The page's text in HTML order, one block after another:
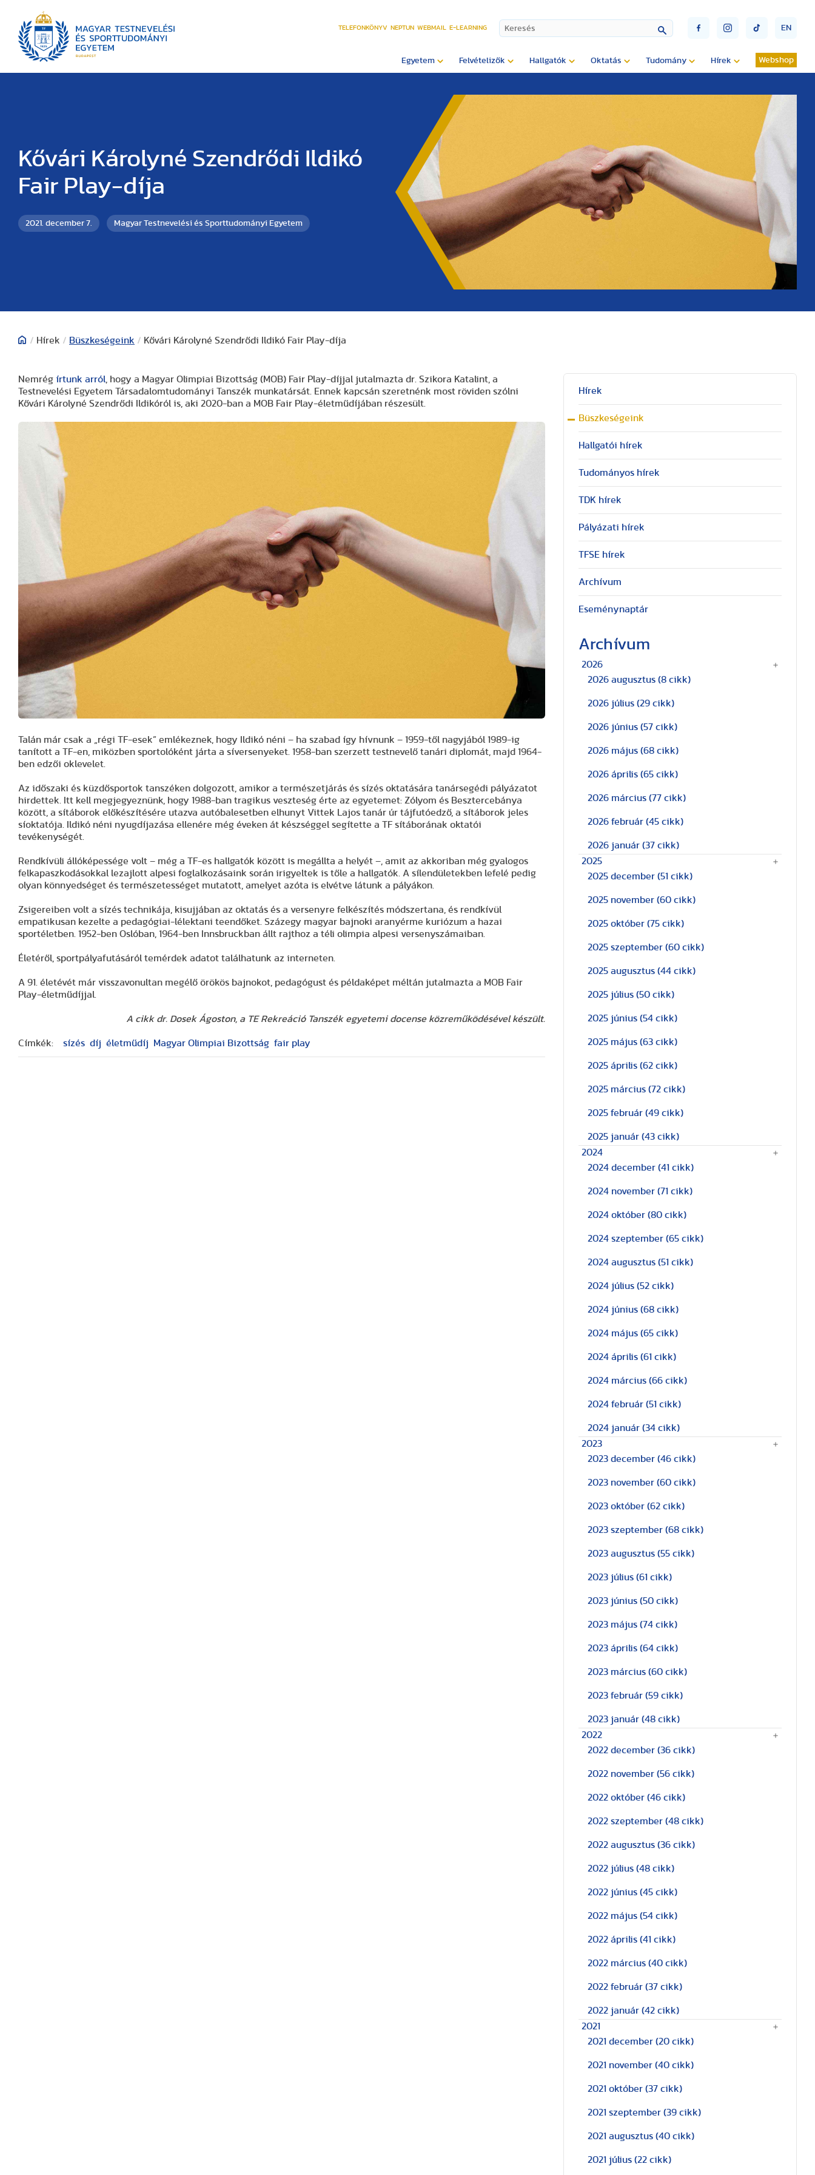
TELEFONKÖNYV NEPTUN WEBMAIL E-LEARNING EN
Egyetem Felvételizők Hallgatók Oktatás Tudomány Hírek Webshop
Kővári Károlyné Szendrődi Ildikó
Fair Play-díja
2021. december 7. Magyar Testnevelési és Sporttudományi Egyetem
/ Hírek / Büszkeségeink / Kővári Károlyné Szendrődi Ildikó Fair Play-díja
Nemrég írtunk arról
, hogy a Magyar Olimpiai Bizottság (MOB) Fair Play-díjjal jutalmazta dr. Szikora Katalint, a
Testnevelési Egyetem Társadalomtudományi Tanszék munkatársát. Ennek kapcsán szeretnénk most röviden szólni
Kővári Károlyné Szendrődi Ildikóról is, aki 2020-ban a MOB Fair Play-életműdíjában részesült.
Talán már csak a „régi TF-esek” emlékeznek, hogy Ildikó néni – ha szabad így hívnunk – 1959-től nagyjából 1989-ig
tanított a TF-en, miközben sportolóként járta a síversenyeket. 1958-ban szerzett testnevelő tanári diplomát, majd 1964-
ben edzői oklevelet.
Az időszaki és küzdősportok tanszéken dolgozott, amikor a természetjárás és sízés oktatására tanársegédi pályázatot
hirdettek. Itt kell megjegyeznünk, hogy 1988-ban tragikus veszteség érte az egyetemet: Zólyom és Besztercebánya
között, a sítáborok előkészítésére utazva autóbalesetben elhunyt Vittek Lajos tanár úr tájfutóedző, a sítáborok jeles
síoktatója. Ildikó néni nyugdíjazása ellenére még éveken át készséggel segítette a TF sítáborának oktatói
tevékenységét.
Rendkívüli állóképessége volt – még a TF-es hallgatók között is megállta a helyét –, amit az akkoriban még gyalogos
felkapaszkodásokkal lezajlott alpesi foglalkozásaink során irigyeltek is tőle a hallgatók. A sílendületekben lefelé pedig
olyan könnyedséget és természetességet mutatott, amelyet azóta is elvétve látunk a pályákon.
Zsigereiben volt a sízés technikája, kisujjában az oktatás és a versenyre felkészítés módszertana, és rendkívül
empatikusan kezelte a pedagógiai-lélektani teendőket. Százegy magyar bajnoki aranyérme kuriózum a hazai
sportéletben. 1952-ben Oslóban, 1964-ben Innsbruckban állt rajthoz a téli olimpia alpesi versenyszámaiban.
Életéről, sportpályafutásáról temérdek adatot találhatunk az interneten.
A 91. életévét már visszavonultan megélő örökös bajnokot, pedagógust és példaképet méltán jutalmazta a MOB Fair
Play-életműdíjjal.
A cikk dr. Dosek Ágoston, a TE Rekreáció Tanszék egyetemi docense közreműködésével készült.
Címkék: sízés díj életműdíj Magyar Olimpiai Bizottság fair play
Hírek
Büszkeségeink
Hallgatói hírek
Tudományos hírek
TDK hírek
Pályázati hírek
TFSE hírek
Archívum
Eseménynaptár
Archívum
2026
2026 augusztus (8 cikk)
2026 július (29 cikk)
2026 június (57 cikk)
2026 május (68 cikk)
2026 április (65 cikk)
2026 március (77 cikk)
2026 február (45 cikk)
2026 január (37 cikk)
2025
2025 december (51 cikk)
2025 november (60 cikk)
2025 október (75 cikk)
2025 szeptember (60 cikk)
2025 augusztus (44 cikk)
2025 július (50 cikk)
2025 június (54 cikk)
2025 május (63 cikk)
2025 április (62 cikk)
2025 március (72 cikk)
2025 február (49 cikk)
2025 január (43 cikk)
2024
2024 december (41 cikk)
2024 november (71 cikk)
2024 október (80 cikk)
2024 szeptember (65 cikk)
2024 augusztus (51 cikk)
2024 július (52 cikk)
2024 június (68 cikk)
2024 május (65 cikk)
2024 április (61 cikk)
2024 március (66 cikk)
2024 február (51 cikk)
2024 január (34 cikk)
2023
2023 december (46 cikk)
2023 november (60 cikk)
2023 október (62 cikk)
2023 szeptember (68 cikk)
2023 augusztus (55 cikk)
2023 július (61 cikk)
2023 június (50 cikk)
2023 május (74 cikk)
2023 április (64 cikk)
2023 március (60 cikk)
2023 február (59 cikk)
2023 január (48 cikk)
2022
2022 december (36 cikk)
2022 november (56 cikk)
2022 október (46 cikk)
2022 szeptember (48 cikk)
2022 augusztus (36 cikk)
2022 július (48 cikk)
2022 június (45 cikk)
2022 május (54 cikk)
2022 április (41 cikk)
2022 március (40 cikk)
2022 február (37 cikk)
2022 január (42 cikk)
2021
2021 december (20 cikk)
2021 november (40 cikk)
2021 október (37 cikk)
2021 szeptember (39 cikk)
2021 augusztus (40 cikk)
2021 július (22 cikk)